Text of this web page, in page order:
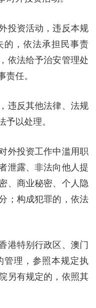
资活动，违反本规
的，依法承担民事责
依法给予治安管理处
责任。
反其他法律、法规
予以处理。
投资工作中滥用职
泄露、非法向他人提
、商业秘密、个人隐
；构成犯罪的，依法
特别行政区、澳门
理，参照本规定执
另有规定的，依照其